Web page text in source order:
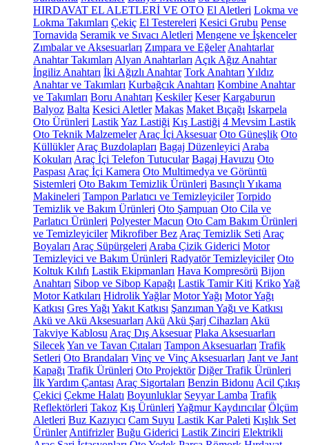
HIRDAVAT EL ALETLERİ VE OTO El Aletleri Lokma ve
Lokma Takımları Çekiç El Testereleri Kesici Grubu Pense
Tornavida Seramik ve Sıvacı Aletleri Mengene ve İşkenceler
Zımbalar ve Aksesuarları Zımpara ve Eğeler Anahtarlar
Anahtar Takımları Alyan Anahtarları Açık Ağız Anahtar
İngiliz Anahtarı İki Ağızlı Anahtar Tork Anahtarı Yıldız
Anahtar ve Takımları Kurbağcık Anahtarı Kombine Anahtar
ve Takımları Boru Anahtarı Keskiler Keser Kargaburun
Balyoz Balta Kesici Aletler Makas Maket Bıçağı Iskarpela
Oto Ürünleri LastikYaz Lastiği Kış Lastiği 4 Mevsim Lastik
Oto Teknik Malzemeler Araç İçi Aksesuar Oto Güneşlik Oto
Küllükler Araç Buzdolapları Bagaj Düzenleyici Araba
Kokuları Araç İçi Telefon Tutucular Bagaj Havuzu Oto
Paspası Araç İçi Kamera Oto Multimedya ve Görüntü
Sistemleri Oto Bakım Temizlik Ürünleri Basınçlı Yıkama
Makineleri Tampon Parlatıcı ve Temizleyiciler Torpido
Temizlik ve Bakım Ürünleri Oto Şampuan Oto Cila ve
Parlatıcı Ürünleri Polyester Macun Oto Cam Bakım Ürünleri
ve Temizleyiciler Mikrofiber Bez Araç Temizlik Seti Araç
Boyaları Araç Süpürgeleri Araba Çizik Giderici Motor
Temizleyici ve Bakım Ürünleri Radyatör Temizleyiciler Oto
Koltuk Kılıfı Lastik Ekipmanları Hava Kompresörü Bijon
Anahtarı Sibop ve Sibop Kapağı Lastik Tamir Kiti KrikoYağ
Motor Katkıları Hidrolik Yağlar Motor Yağı Motor Yağı
Katkısı Gres Yağı Yakıt Katkısı Şanzıman Yağı ve Katkısı
Akü ve Akü Aksesuarları Akü Akü Şarj Cihazları Akü
Takviye Kablosu Araç Dış Aksesuar Plaka Aksesuarları
SilecekYan ve Tavan Çıtaları Tampon Aksesuarları Trafik
Setleri Oto Brandaları Vinç ve Vinç Aksesuarları Jant ve Jant
Kapağı Trafik Ürünleri Oto Projektör Diğer Trafik Ürünleri
İlk Yardım Çantası Araç Sigortaları Benzin Bidonu Acil Çıkış
Çekici Çekme Halatı Boyunluklar Seyyar Lamba Trafik
Reflektörleri Takoz Kış Ürünleri Yağmur Kaydırıcılar Ölçüm
Aletleri Buz Kazıyıcı Cam Suyu Lastik Kar Paleti Kışlık Set
Ürünler Antifrizler Buğu Giderici Lastik Zinciri Elektrikli